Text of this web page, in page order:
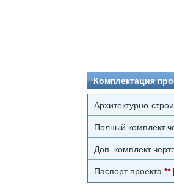
Комплектация
Архитектурно-
Полный комплект
Доп. комплект
Паспорт проекта **